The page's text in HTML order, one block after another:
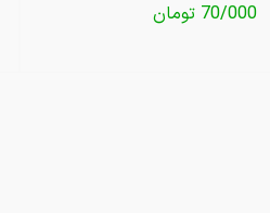
70/000 تومان